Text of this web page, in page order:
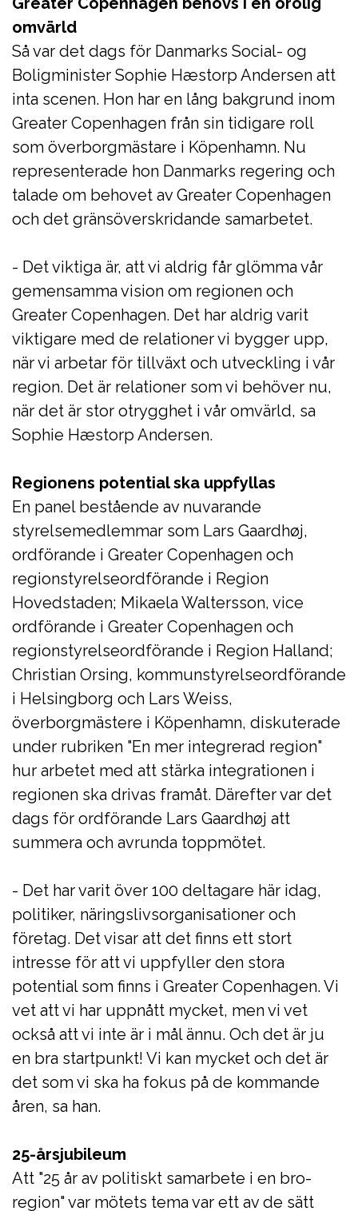
omvärld
Så var det dags för Danmarks Social- og
Boligminister Sophie Hæstorp Andersen att
inta scenen. Hon har en lång bakgrund inom
Greater Copenhagen från sin tidigare roll
som överborgmästare i Köpenhamn. Nu
representerade hon Danmarks regering och
talade om behovet av Greater Copenhagen
och det gränsöverskridande samarbetet.
- Det viktiga är, att vi aldrig får glömma vår
gemensamma vision om regionen och
Greater Copenhagen. Det har aldrig varit
viktigare med de relationer vi bygger upp,
när vi arbetar för tillväxt och utveckling i vår
region. Det är relationer som vi behöver nu,
när det är stor otrygghet i vår omvärld, sa
Sophie Hæstorp Andersen.
Regionens potential ska uppfyllas
En panel bestående av nuvarande
styrelsemedlemmar som Lars Gaardhøj,
ordförande i Greater Copenhagen och
regionstyrelseordförande i Region
Hovedstaden; Mikaela Waltersson, vice
ordförande i Greater Copenhagen och
regionstyrelseordförande i Region Halland;
Christian Orsing, kommunstyrelseordförande
i Helsingborg och Lars Weiss,
överborgmästere i Köpenhamn, diskuterade
under rubriken "En mer integrerad region"
hur arbetet med att stärka integrationen i
regionen ska drivas framåt. Därefter var det
dags för ordförande Lars Gaardhøj att
summera och avrunda toppmötet.
- Det har varit över 100 deltagare här idag,
politiker, näringslivsorganisationer och
företag. Det visar att det finns ett stort
intresse för att vi uppfyller den stora
potential som finns i Greater Copenhagen. Vi
vet att vi har uppnått mycket, men vi vet
också att vi inte är i mål ännu. Och det är ju
en bra startpunkt! Vi kan mycket och det är
det som vi ska ha fokus på de kommande
åren, sa han.
25-årsjubileum
Att "25 år av politiskt samarbete i en bro-
region" var mötets tema var ett av de sätt